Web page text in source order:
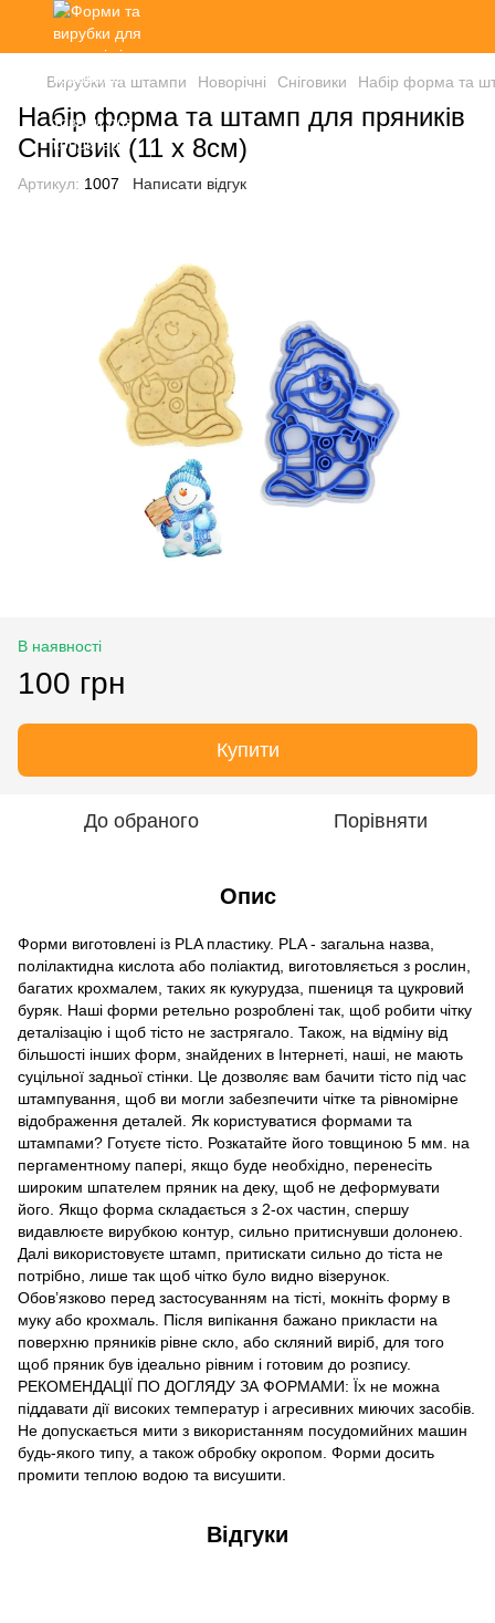
Вирубки та штампи Новорічні Сніговики Набір форма та
Набір форма та штамп для пряників
Сніговик (11 х 8см)
Артикул: 1007 Написати відгук
В наявності
100 грн
Купити
До обраного Порівняти
Опис
Форми виготовлені із PLA пластику. PLA - загальна назва,
полілактидна кислота або поліактид, виготовляється з рослин,
багатих крохмалем, таких як кукурудза, пшениця та цукровий
буряк. Наші форми ретельно розроблені так, щоб робити чітку
деталізацію і щоб тісто не застрягало. Також, на відміну від
більшості інших форм, знайдених в Інтернеті, наші, не мають
суцільної задньої стінки. Це дозволяє вам бачити тісто під час
штампування, щоб ви могли забезпечити чітке та рівномірне
відображення деталей. Як користуватися формами та
штампами? Готуєте тісто. Розкатайте його товщиною 5 мм. на
пергаментному папері, якщо буде необхідно, перенесіть
широким шпателем пряник на деку, щоб не деформувати
його. Якщо форма складається з 2-ох частин, спершу
видавлюєте вирубкою контур, сильно притиснувши долонею.
Далі використовуєте штамп, притискати сильно до тіста не
потрібно, лише так щоб чітко було видно візерунок.
Обов’язково перед застосуванням на тісті, мокніть форму в
муку або крохмаль. Після випікання бажано прикласти на
поверхню пряників рівне скло, або скляний виріб, для того
щоб пряник був ідеально рівним і готовим до розпису.
РЕКОМЕНДАЦІЇ ПО ДОГЛЯДУ ЗА ФОРМАМИ: Їх не можна
піддавати дії високих температур і агресивних миючих засобів.
Не допускається мити з використанням посудомийних машин
будь-якого типу, а також обробку окропом. Форми досить
промити теплою водою та висушити.
Відгуки